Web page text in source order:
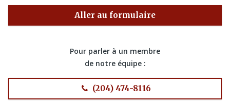
Aller au formulaire
Pour parler à un membre
de notre équipe :
(204) 474-8116